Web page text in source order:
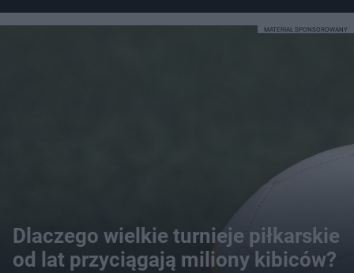
Dlaczego wielkie turnieje piłkarskie
od lat przyciągają miliony kibiców?
MATERIAŁ SPONSOROWANY